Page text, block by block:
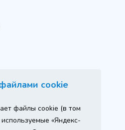
cookie
файлы cookie (в том
«Яндекс-
носит
публичной
2 статьи 437 ГК РФ.